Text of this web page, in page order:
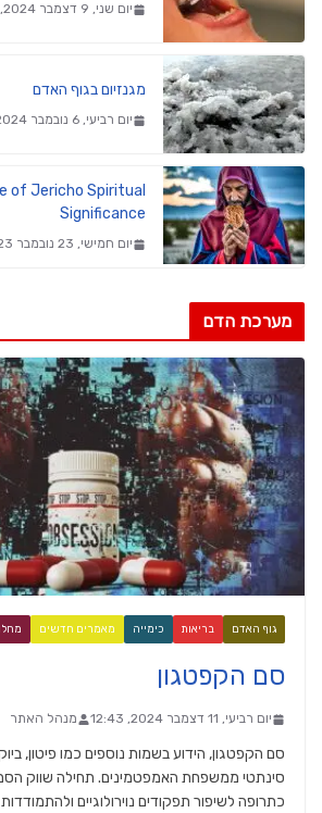
יום שני, 9 דצמבר 2024, 11:26
מגנזיום בגוף האדם
יום רביעי, 6 נובמבר 2024, 13:06
of Jericho Spiritual
Significance
יום חמישי, 23 נובמבר 2023, 12:17
מערכת הדם
גוף האדם בריאות כימייה מאמרים חדשים
סם הקפטגון
יום רביעי, 11 דצמבר 2024, 12:43 מנהל האתר
סם הקפטגון, הידוע בשמות נוספים כמו פיטון,
כתרופה לשיפור תפקודים נוירולוגיים